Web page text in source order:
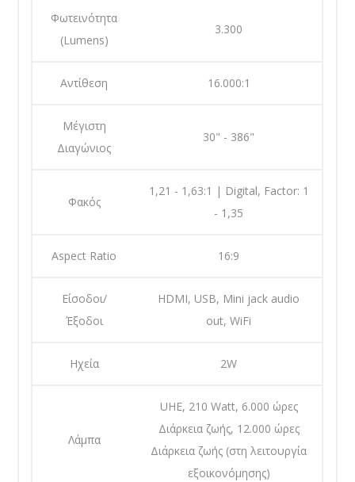
Φωτεινότητα
(Lumens)
3.300
Αντίθεση 16.000:1
Μέγιστη
Διαγώνιος
30" - 386"
Φακός
1,21 - 1,63:1 | Digital, Factor: 1
- 1,35
Aspect Ratio 16:9
Είσοδοι/
Έξοδοι
HDMI, USB, Mini jack audio
out, WiFi
Ηχεία 2W
Λάμπα
UHE, 210 Watt, 6.000 ώρες
Διάρκεια ζωής, 12.000 ώρες
Διάρκεια ζωής (στη λειτουργία
εξοικονόμησης)